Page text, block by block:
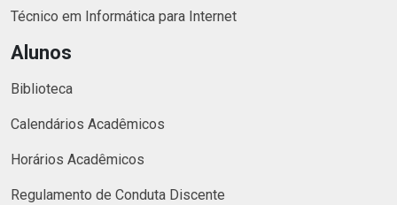
Técnico em Informática para Internet
Alunos
Biblioteca
Calendários Acadêmicos
Horários Acadêmicos
Regulamento de Conduta Discente